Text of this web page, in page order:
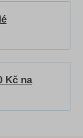
Kč na